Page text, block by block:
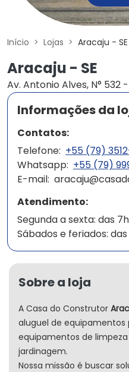
Início Lojas Aracaju - SE
Aracaju - SE
Av. Antonio Alves, N° 532
Informações da
Contatos:
Telefone: +55 (79)
Whatsapp: +55 (79)
E-mail:
Atendimento:
Segunda a sexta: das
Sábados e feriados: das
Sobre a loja
A Casa do Construtor
aluguel de equipamentos
equipamentos de
jardinagem.
Nossa missão é buscar